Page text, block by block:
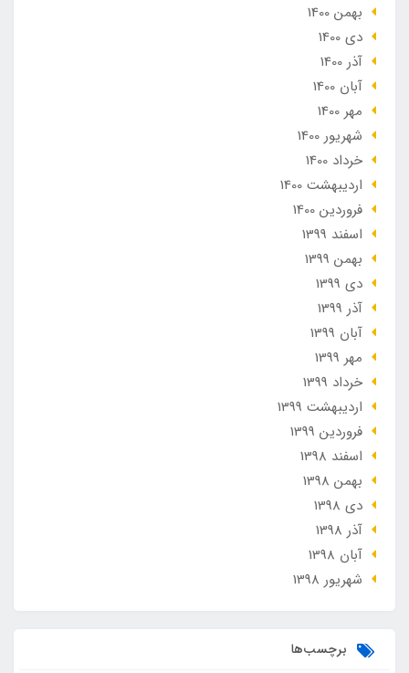
بهمن 1400
دی 1400
آذر 1400
آبان 1400
مهر 1400
شهریور 1400
خرداد 1400
ارديبهشت 1400
فروردین 1400
اسفند 1399
بهمن 1399
دی 1399
آذر 1399
آبان 1399
مهر 1399
خرداد 1399
ارديبهشت 1399
فروردین 1399
اسفند 1398
بهمن 1398
دی 1398
آذر 1398
آبان 1398
شهریور 1398
برچسب‌ها